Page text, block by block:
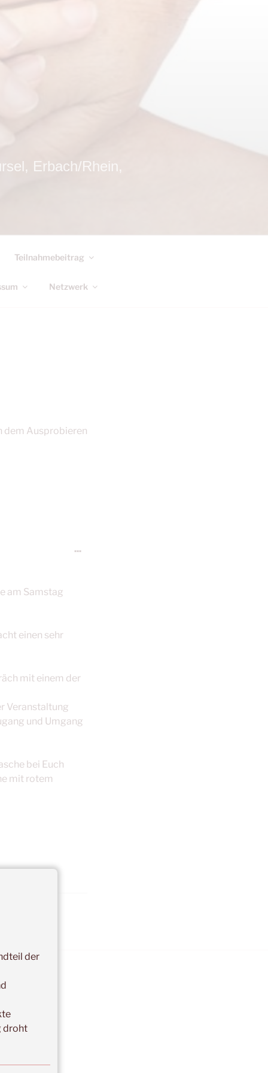
Erbach/Rhein,
Teilnahmebeitrag
Netzwerk
dem Ausprobieren
am Samstag
einen sehr
mit einem der
Veranstaltung
und Umgang
bei Euch
mit rotem
...Diese
der
droht